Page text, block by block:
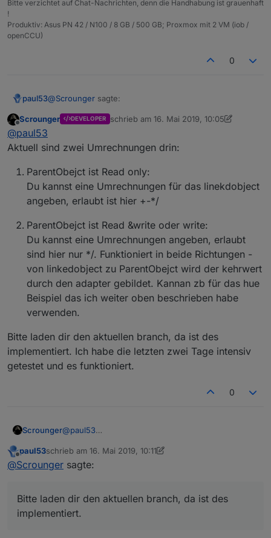
realisiert habe abzubbilden mit einer möglichst
Bitte verzichtet auf Chat-Nachrichten, denn die Handhabung ist grauenhaft
!
Produktiv: Asus PN 42 / N100 / 8 GB / 500 GB; Proxmox mit 2 VM (iob /
openCCU)
0
paul53@Scrounger sagte:
automatisch
Nur leider funktioniert die umgekehrte Richtung nicht,
Getestet mit Umrechnung Fahrenheit nach Celsius:
Die Umrechnung von °F nach °C funktioniert richtig,
aber umgekehrt erfolgt keine Umrechnung.
Offline
Scrounger DEVELOPER schrieb am 16. Mai 2019, 10:05
zuletzt editiert von Scrounger
@paul53
Aktuell sind zwei Umrechnungen drin:
ParentObejct ist Read only:
Du kannst eine Umrechnungen für das linekdobject
angeben, erlaubt ist hier +-*/
ParentObejct ist Read &write oder write:
Du kannst eine Umrechnungen angeben, erlaubt
sind hier nur */. Funktioniert in beide Richtungen -
von linkedobject zu ParentObejct wird der kehrwert
durch den adapter gebildet. Kannan zb für das hue
Beispiel das ich weiter oben beschrieben habe
verwenden.
Bitte laden dir den aktuellen branch, da ist des
implementiert. Ich habe die letzten zwei Tage intensiv
getestet und es funktioniert.
0
Scrounger@paul53
ParentObejct ist Read only:
Du kannst eine Umrechnungen für das
ParentObejct ist Read &write oder write:
Bitte laden dir den aktuellen branch, da ist des
Offline
paul53schrieb am 16. Mai 2019, 10:11
zuletzt editiert von paul53
@Scrounger sagte:
Bitte laden dir den aktuellen branch, da ist des
implementiert.